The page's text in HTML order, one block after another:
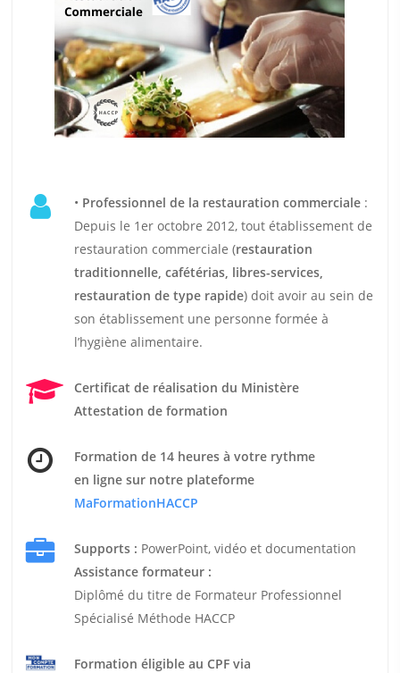
• Professionnel de la restauration commerciale:
Depuis le 1er octobre 2012, tout établissement de
restauration commerciale (restauration
traditionnelle, cafétérias, libres-services,
restauration de type rapide) doit avoir au sein de
son établissement une personne formée à
l’hygiène alimentaire.
Certificat de réalisation du Ministère
Attestation de formation
Formation de 14 heures à votre rythme
en ligne sur notre plateforme
MaFormationHACCP
Supports : PowerPoint, vidéo et documentation
Assistance formateur :
Diplômé du titre de Formateur Professionnel
Spécialisé Méthode HACCP
Formation éligible au CPF via